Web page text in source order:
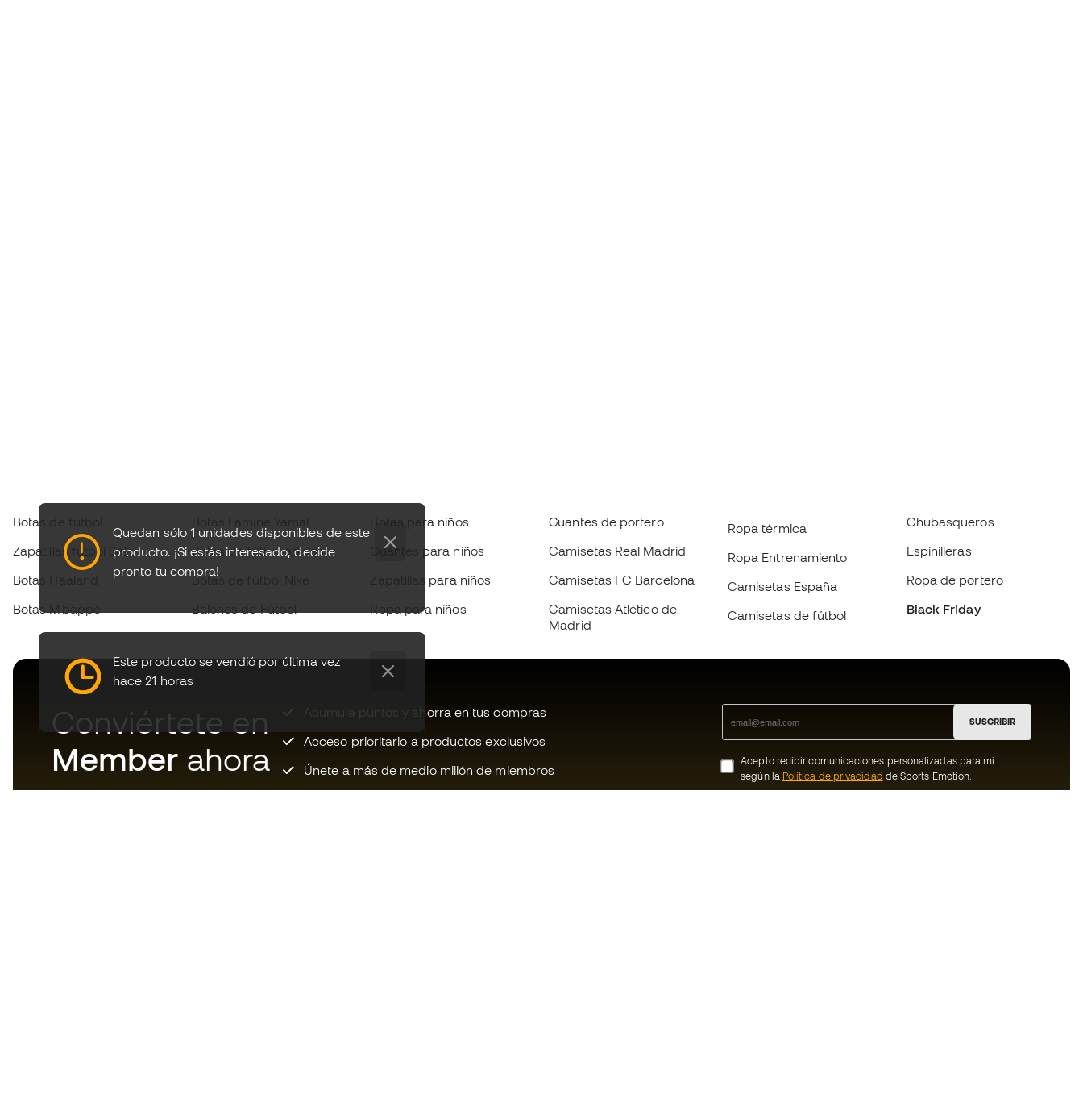
Quedan sólo 1 unidades disponibles de este
producto. ¡Si estás interesado, decide
pronto tu compra!
Este producto se vendió por última vez
hace 21 horas
Botas de fútbol
Zapatillas fútbol Sala
Botas Haaland
Botas Mbappé
Botas de fútbol adidas
Botas de fútbol Nike
Botas para niños
Guantes para niños
Zapatillas para niños
Ropa para niños
Guantes de portero
Camisetas Real Madrid
Camisetas FC Barcelona
Camisetas Atlético de
Madrid
Ropa térmica
Ropa Entrenamiento
Camisetas España
Camisetas de fútbol
Chubasqueros
Espinilleras
Ropa de portero
Black Friday
Conviértete en
Member ahora
Acumula puntos y ahorra en tus compras
Acceso prioritario a productos exclusivos
Únete a más de medio millón de miembros
SUSCRIBIR
Acepto recibir comunicaciones personalizadas para mi
según la Política de privacidad de Sports Emotion.